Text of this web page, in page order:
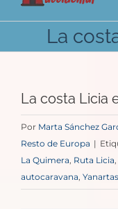
La
La costa Licia
Por Marta Sánchez
Resto de Europa |
La Quimera, Ruta Licia,
autocaravana, Yanartas